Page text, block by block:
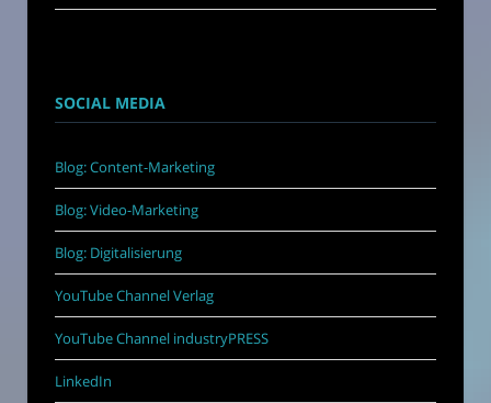
SOCIAL MEDIA
Blog: Content-Marketing
Blog: Video-Marketing
Blog: Digitalisierung
YouTube Channel Verlag
YouTube Channel industryPRESS
LinkedIn